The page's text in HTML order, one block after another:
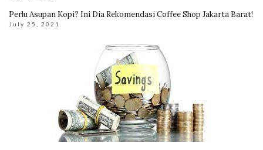
Perlu Asupan Kopi? Ini Dia Rekomendasi Coffee Shop Jakarta Barat!
July 25, 2021